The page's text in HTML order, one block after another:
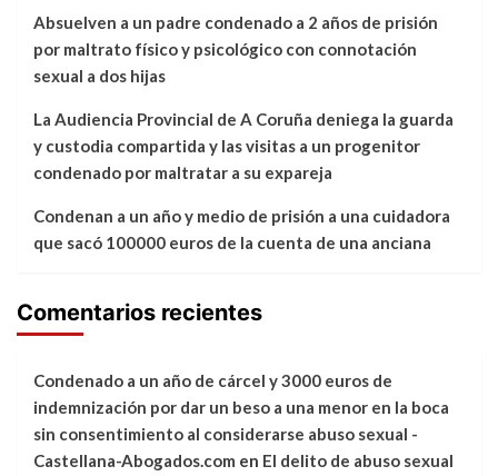
Absuelven a un padre condenado a 2 años de prisión
por maltrato físico y psicológico con connotación
sexual a dos hijas
La Audiencia Provincial de A Coruña deniega la guarda
y custodia compartida y las visitas a un progenitor
condenado por maltratar a su expareja
Condenan a un año y medio de prisión a una cuidadora
que sacó 100000 euros de la cuenta de una anciana
Comentarios recientes
Condenado a un año de cárcel y 3000 euros de
indemnización por dar un beso a una menor en la boca
sin consentimiento al considerarse abuso sexual -
Castellana-Abogados.com en El delito de abuso sexual